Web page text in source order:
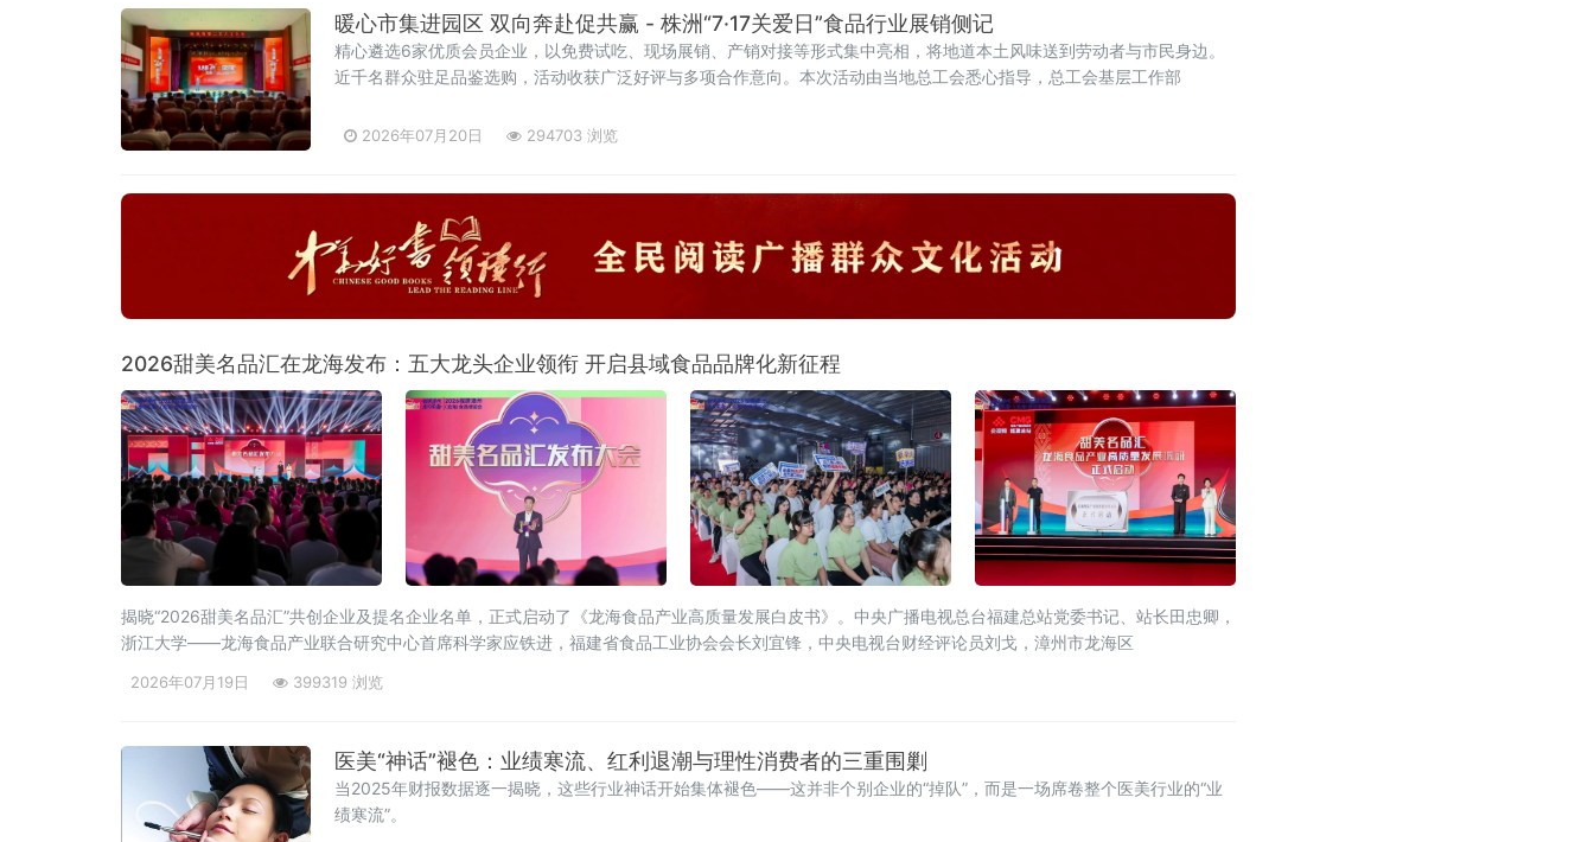
暖心市集进园区 双向奔赴促共赢 - 株洲“7·17关爱日”食品行业展销侧记
精心遴选6家优质会员企业，以免费试吃、现场展销、产销对接等形式集中亮相，将地道本土风味送到劳动者与市民身边。
近千名群众驻足品鉴选购，活动收获广泛好评与多项合作意向。本次活动由当地总工会悉心指导，总工会基层工作部
2026年07月20日 294703 浏览
2026甜美名品汇在龙海发布：五大龙头企业领衔 开启县域食品品牌化新征程
揭晓“2026甜美名品汇”共创企业及提名企业名单，正式启动了《龙海食品产业高质量发展白皮书》。中央广播电视总台福建总站党委书记、站长田忠卿，
浙江大学——龙海食品产业联合研究中心首席科学家应铁进，福建省食品工业协会会长刘宜锋，中央电视台财经评论员刘戈，漳州市龙海区
2026年07月19日 399319 浏览
医美“神话”褪色：业绩寒流、红利退潮与理性消费者的三重围剿
当2025年财报数据逐一揭晓，这些行业神话开始集体褪色——这并非个别企业的“掉队”，而是一场席卷整个医美行业的“业
绩寒流”。